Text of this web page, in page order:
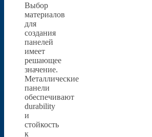
Выбор
материалов
для
создания
панелей
имеет
решающее
значение.
Металлические
панели
обеспечивают
durability
и
стойкость
к